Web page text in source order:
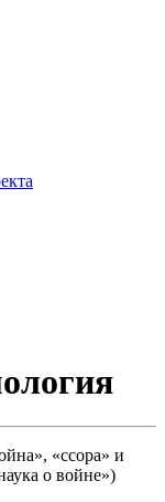
«ссора» и
о войне»)